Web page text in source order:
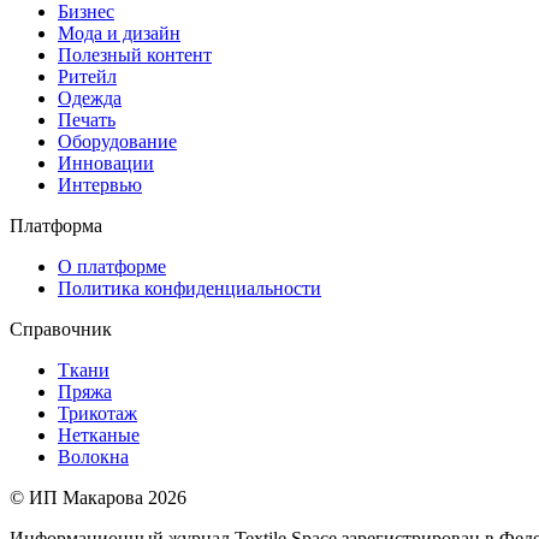
Бизнес
Мода и дизайн
Полезный контент
Ритейл
Одежда
Печать
Оборудование
Инновации
Интервью
Платформа
О платформе
Политика конфиденциальности
Справочник
Ткани
Пряжа
Трикотаж
Нетканые
Волокна
© ИП Макарова 2026